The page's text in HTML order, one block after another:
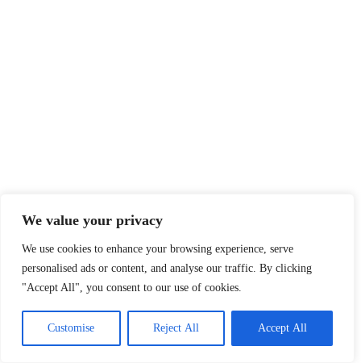
We value your privacy
We use cookies to enhance your browsing experience, serve
personalised ads or content, and analyse our traffic. By clicking
"Accept All", you consent to our use of cookies.
Customise Reject All Accept All